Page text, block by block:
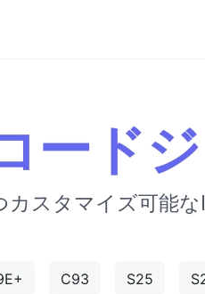
ード
スタマイズ可能な
C93 S25